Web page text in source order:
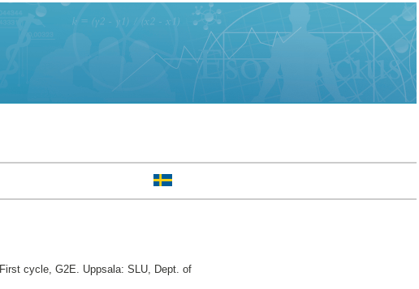
First cycle, G2E. Uppsala: SLU, Dept. of